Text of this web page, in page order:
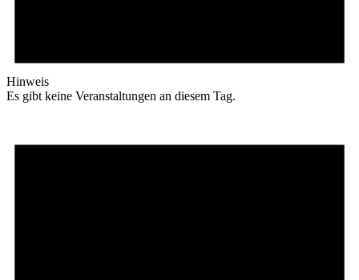
Hinweis
Es gibt keine Veranstaltungen an diesem Tag.